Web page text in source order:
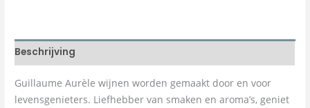
Beschrijving
Guillaume Aurèle wijnen worden gemaakt door en voor
levensgenieters. Liefhebber van smaken en aroma’s, geniet